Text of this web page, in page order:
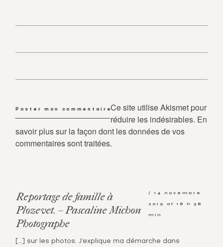
Ce site utilise Akismet pour
réduire les indésirables. En
savoir plus sur la façon dont les données de vos
commentaires sont traitées.
Reportage de famille à
Plozevet. – Pascaline Michon
Photographe
14 novembre
2019 at 18 h 38
min
[…] sur les photos. J’explique ma démarche dans